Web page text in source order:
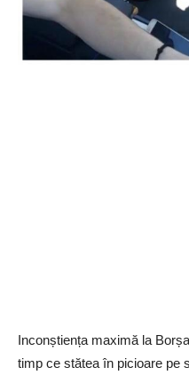
Inconștiența maximă la
timp ce stătea în picioare pe